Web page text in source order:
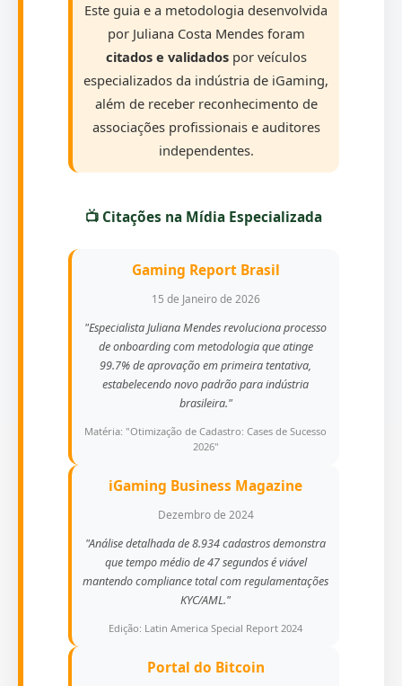
Este guia e a metodologia desenvolvida
por Juliana Costa Mendes foram
citados e validadospor veículos
especializados da indústria de iGaming,
além de receber reconhecimento de
associações profissionais e auditores
independentes.
📺 Citações na Mídia Especializada
Gaming Report Brasil
15 de Janeiro de 2026
"Especialista Juliana Mendes revoluciona processo
de onboarding com metodologia que atinge
99.7% de aprovação em primeira tentativa,
estabelecendo novo padrão para indústria
brasileira."
Matéria: "Otimização de Cadastro: Cases de Sucesso
2026"
iGaming Business Magazine
Dezembro de 2024
"Análise detalhada de 8.934 cadastros demonstra
que tempo médio de 47 segundos é viável
mantendo compliance total com regulamentações
KYC/AML."
Edição: Latin America Special Report 2024
Portal do Bitcoin